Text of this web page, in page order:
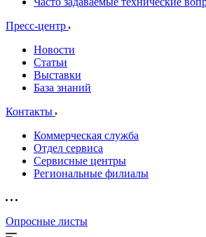
Пресс-центр
Новости
Статьи
Выставки
База знаний
Контакты
Коммерческая служба
Отдел сервиса
Сервисные центры
Региональные филиалы
Опросные листы